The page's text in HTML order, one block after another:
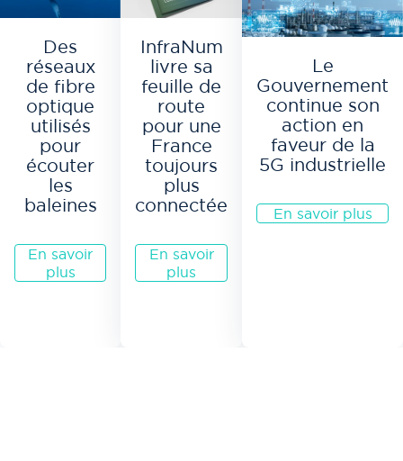
Des
réseaux
de fibre
optique
utilisés
pour
écouter
les
baleines
En savoir
plus
InfraNum
livre sa
feuille de
route
pour une
France
toujours
plus
connectée
En savoir
plus
Le
Gouvernement
continue son
action en
faveur de la
5G industrielle
En savoir plus